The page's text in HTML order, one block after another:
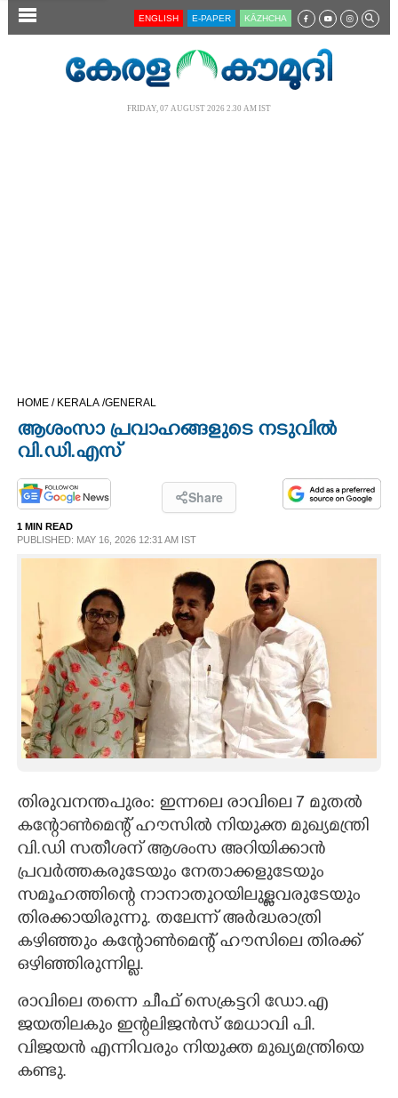
SECTIONS
SPIRITUAL
INFO+
ART
CARTOONS
LITERATURE
ZOOM
ENGLISH E-PAPER KĀZHCHA
FRIDAY, 07 AUGUST 2026 2.30 AM IST
HOME / KERALA /GENERAL
ആശംസാ പ്രവാഹങ്ങളുടെ നടുവിൽ
വി.ഡി.എസ്
Share
1 MIN READ
PUBLISHED: MAY 16, 2026 12:31 AM IST
തിരുവനന്തപുരം: ഇന്നലെ രാവിലെ 7 മുതൽ
കന്റോൺമെന്റ് ഹൗസിൽ നിയുക്ത മുഖ്യമന്ത്രി
വി.ഡി സതീശന് ആശംസ അറിയിക്കാൻ
പ്രവർത്തകരുടേയും നേതാക്കളുടേയും
സമൂഹത്തിന്റെ നാനാതുറയിലുള്ളവരുടേയും
തിരക്കായിരുന്നു. തലേന്ന് അർദ്ധരാത്രി
കഴിഞ്ഞും കന്റോൺമെന്റ് ഹൗസിലെ തിരക്ക്
ഒഴിഞ്ഞിരുന്നില്ല.
രാവിലെ തന്നെ ചീഫ് സെക്രട്ടറി ഡോ.എ
ജയതിലകും ഇന്റലിജൻസ് മേധാവി പി.
വിജയൻ എന്നിവരും നിയുക്ത മുഖ്യമന്ത്രിയെ
കണ്ടു.